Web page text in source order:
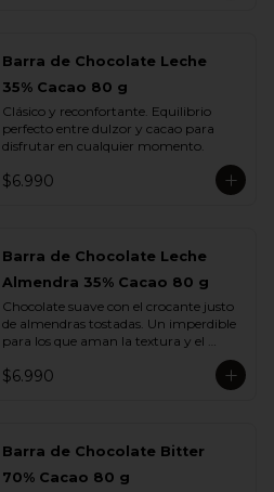
Barra de Chocolate Leche
35% Cacao 80 g
Clásico y reconfortante. Equilibrio
perfecto entre dulzor y cacao para
disfrutar en cualquier momento.
$6.990
Barra de Chocolate Leche
Almendra 35% Cacao 80 g
Chocolate suave con el crocante justo
de almendras tostadas. Un imperdible
para los que aman la textura y el
$6.990
Barra de Chocolate Bitter
70% Cacao 80 g